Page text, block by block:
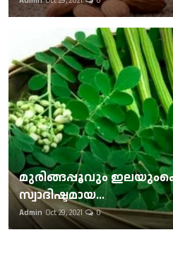
മുരിങ്ങപ്പൂവും
സ്വാദിഷ്ടമായ...
Admin Oct 29, 2021 0